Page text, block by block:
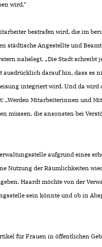
wird.“
bestrafen wird, die im
städtische Angestellte und
nahelegt. „Die Stadt
darauf hin, dass es
integriert wird. Und da wird
Mitarbeiterinnen und
müssen, die ansonsten bei
aufgrund eines
Nutzung der Räumlichkeiten
Haardt möchte von der
sein könnte und ob in
für Frauen in öffentlichen